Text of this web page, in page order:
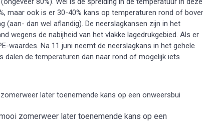
maar ook is er 30-40% kans op temperaturen rond of
(aan- dan wel aflandig). De neerslagkansen zijn in het
wegens de nabijheid van het vlakke lagedrukgebied. Als er
waardes. Na 11 juni neemt de neerslagkans in het gehele
dalen de temperaturen dan naar rond of mogelijk iets
zomerweer later toenemende kans op een